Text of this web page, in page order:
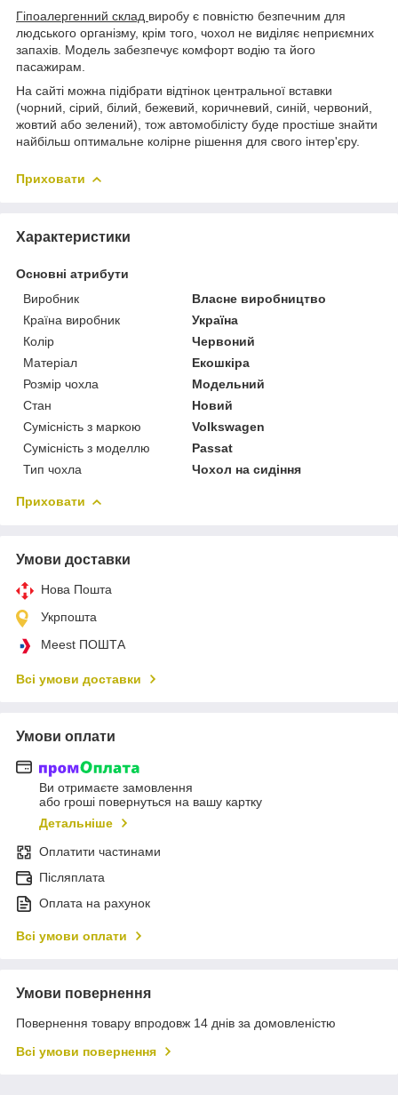
Гіпоалергенний склад виробу є повністю безпечним для
людського організму, крім того, чохол не виділяє неприємних
запахів. Модель забезпечує комфорт водію та його
пасажирам.
На сайті можна підібрати відтінок центральної вставки
(чорний, сірий, білий, бежевий, коричневий, синій, червоний,
жовтий або зелений), тож автомобілісту буде простіше знайти
найбільш оптимальне колірне рішення для свого інтер'єру.
Приховати
Характеристики
Основні атрибути
Виробник
Власне виробництво
Країна виробник
Україна
Колір
Червоний
Матеріал
Екошкіра
Розмір чохла
Модельний
Стан
Новий
Сумісність з маркою
Volkswagen
Сумісність з моделлю
Passat
Тип чохла
Чохол на сидіння
Приховати
Умови доставки
Нова Пошта
Укрпошта
Meest ПОШТА
Всі умови доставки
Умови оплати
Ви отримаєте замовлення
або гроші повернуться на вашу картку
Детальніше
Оплатити частинами
Післяплата
Оплата на рахунок
Всі умови оплати
Умови повернення
Повернення товару впродовж 14 днів за домовленістю
Всі умови повернення